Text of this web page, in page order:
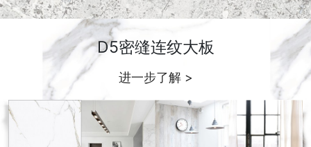
D5密缝连纹大板
进一步了解 >